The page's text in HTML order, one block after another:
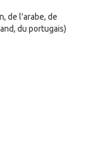
de l'arabe, de
du portugais)